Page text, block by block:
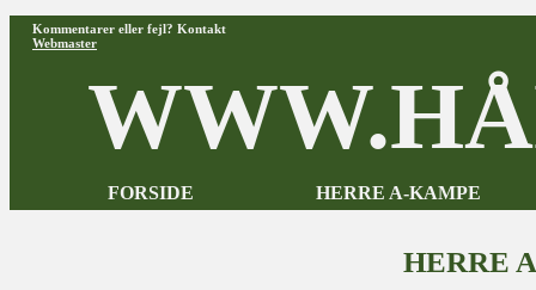
Kommentarer eller fejl? Kontakt
Webmaster
FORSIDE HERRE A-KAMPE
HERRE